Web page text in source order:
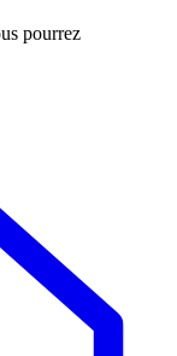
pourrez